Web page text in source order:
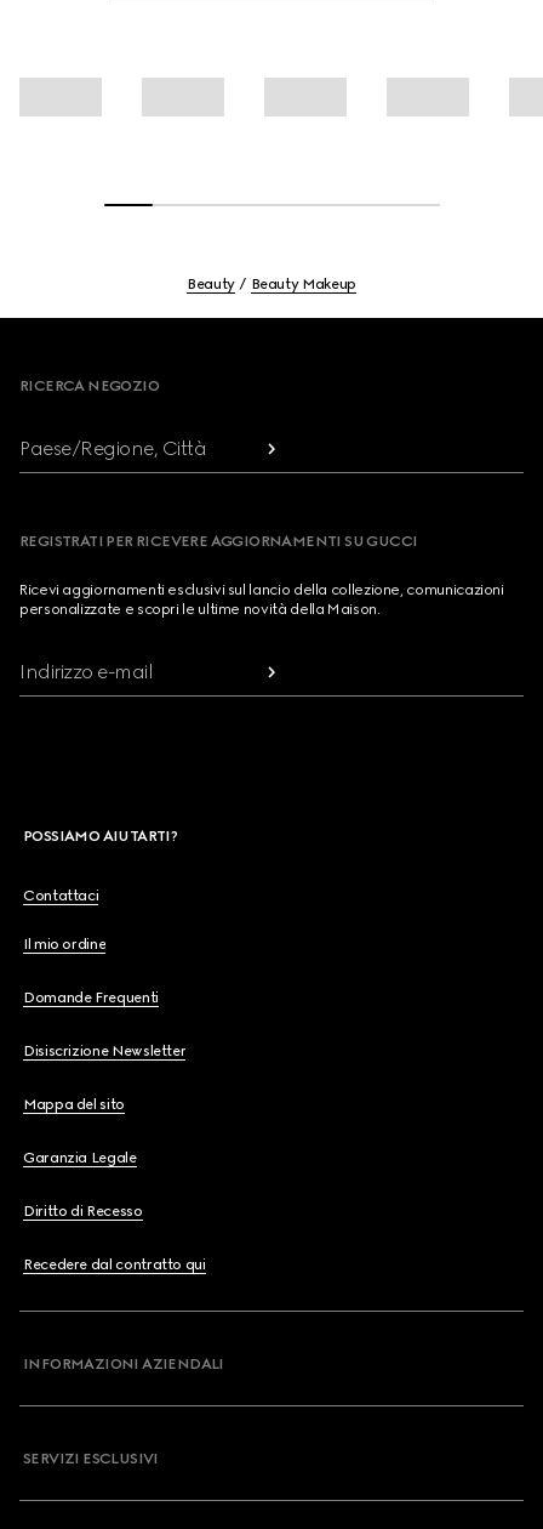
Beauty Beauty Makeup
RICERCA NEGOZIO
Paese/Regione, Città
REGISTRATI PER RICEVERE AGGIORNAMENTI SU GUCCI
Ricevi aggiornamenti esclusivi sul lancio della collezione, comunicazioni
personalizzate e scopri le ultime novità della Maison.
Indirizzo e-mail
POSSIAMO AIUTARTI?
Contattaci
Il mio ordine
Domande Frequenti
Disiscrizione Newsletter
Mappa del sito
Garanzia Legale
Diritto di Recesso
Recedere dal contratto qui
INFORMAZIONI AZIENDALI
SERVIZI ESCLUSIVI